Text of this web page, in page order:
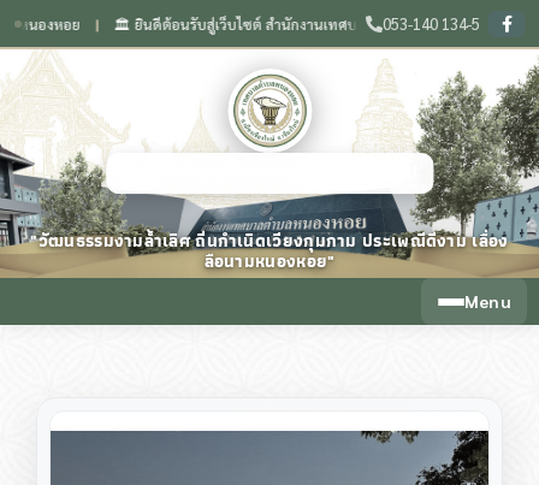
อย ❙ 🏛️ ยินดีต้อนรับสู่เว็บไซต์ สำนักงานเทศบาลตำบลหนองหอย จังหวัดเชียงใหม่
053-140 134-5
"วัฒนธรรมงามล้ำเลิศ ถิ่นกำเนิดเวียงกุมกาม ประเพณีดีงาม เลื่อง
ลือนามหนองหอย"
Menu